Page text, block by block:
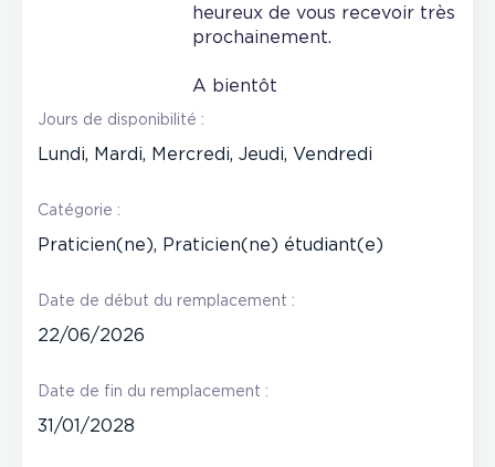
heureux de vous recevoir très
prochainement.
A bientôt
Jours de disponibilité :
Lundi, Mardi, Mercredi, Jeudi, Vendredi
Catégorie :
Praticien(ne), Praticien(ne) étudiant(e)
Date de début du remplacement :
22/06/2026
Date de fin du remplacement :
31/01/2028